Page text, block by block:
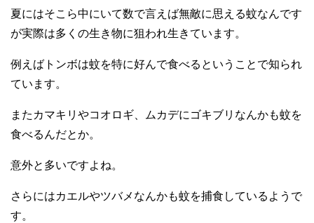
夏にはそこら中にいて数で言えば無敵に思える蚊なんです
が実際は多くの生き物に狙われ生きています。
例えばトンボは蚊を特に好んで食べるということで知られ
ています。
またカマキリやコオロギ、ムカデにゴキブリなんかも蚊を
食べるんだとか。
意外と多いですよね。
さらにはカエルやツバメなんかも蚊を捕食しているようで
す。